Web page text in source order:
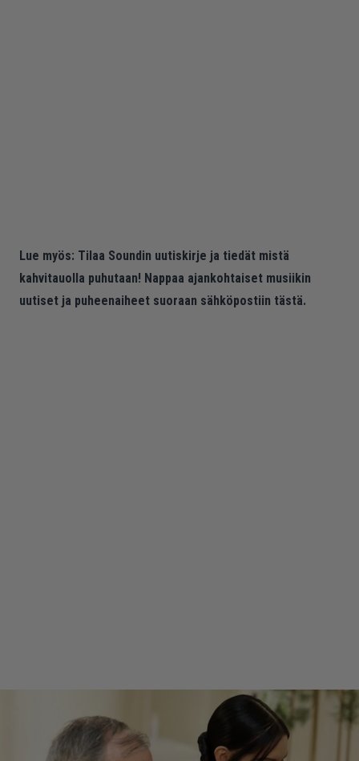
Lue myös: Tilaa Soundin uutiskirje ja tiedät mistä
kahvitauolla puhutaan! Nappaa ajankohtaiset musiikin
uutiset ja puheenaiheet suoraan sähköpostiin tästä.